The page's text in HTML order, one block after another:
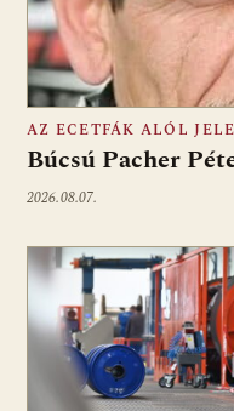
AZ ECETFÁK ALÓL
Búcsú Pacher
2026.08.07.